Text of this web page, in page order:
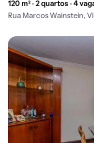
120 m² · 2 quartos · 4
Rua Marcos Wainstein,